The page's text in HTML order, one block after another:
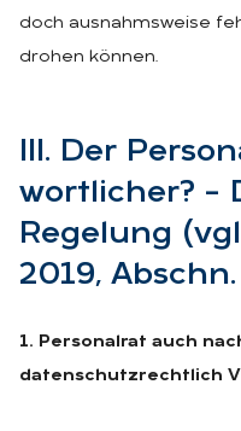
doch ausnahmsweise
drohen können.
III. Der
wort­li­cher? –
Re­ge­lung
2019, Ab­schn.
1. Personalrat auch
datenschutzrechtlich